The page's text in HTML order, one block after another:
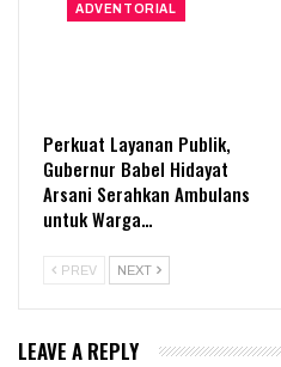
ADVENTORIAL
Perkuat Layanan Publik,
Gubernur Babel Hidayat
Arsani Serahkan Ambulans
untuk Warga…
PREV NEXT
LEAVE A REPLY